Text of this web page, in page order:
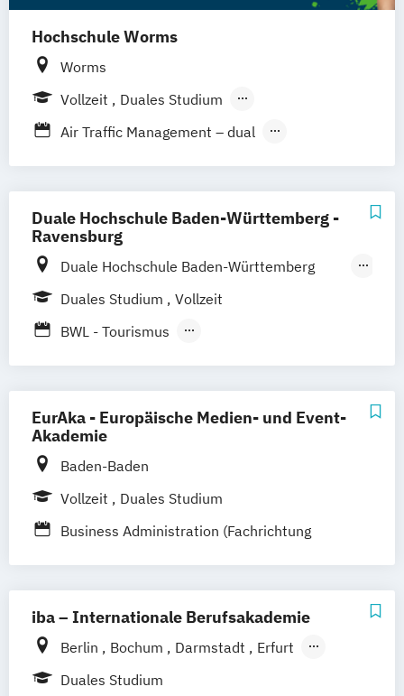
Hochschule Worms
Worms
Vollzeit
Duales Studium
Berufsbegleitendes Präsenzstudium
Air Traffic Management – dual
Aviation Management – dual
Business Travel Management
International Tourism Managment
Tourism and Travel Management – dual
Duale Hochschule Baden-Württemberg -
Ravensburg
Duale Hochschule Baden-Württemberg
Ravensburg
Ravensburg Campus Friedrichshafen
Duales Studium
Vollzeit
BWL - Tourismus
BWL - Tourismus
Hotellerie und Gastronomie /
Freizeitwirtschaft
Hotellerie und Gastronomie / Hotel- und
Gastronomiemanagement
und Reisevertrieb
EurAka - Europäische Medien- und Event-
Akademie
Baden-Baden
Vollzeit
Duales Studium
Business Administration (Fachrichtung
iba – Internationale Berufsakademie
Berlin Bochum Darmstadt
Erfurt
Hamburg
Heidelberg
Duales Studium